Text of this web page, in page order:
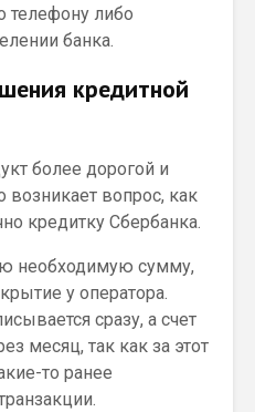
телефону либо
банка.
кредитной
более дорогой и
возникает вопрос, как
кредитку Сбербанка.
необходимую сумму,
у оператора.
сразу, а счет
месяц, так как за этот
то ранее